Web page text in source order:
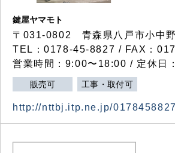
鍵屋ヤマモト
〒031-0802 青森県八戸市小中
TEL：0178-45-8827 / FAX：
営業時間：9:00〜18:00 / 定休日
販売可 工事・取付可
http://nttbj.itp.ne.jp/